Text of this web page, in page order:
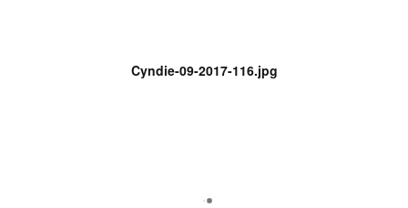
Cyndie-09-2017-116.jpg